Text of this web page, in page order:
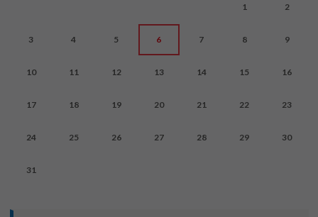
1 2
3 4 5 6 7 8 9
10 11 12 13 14 15 16
17 18 19 20 21 22 23
24 25 26 27 28 29 30
31